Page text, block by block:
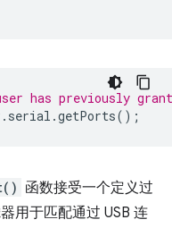
has previously
. serial .getPorts();
函数接受一个定义过
用于匹配通过 USB 连